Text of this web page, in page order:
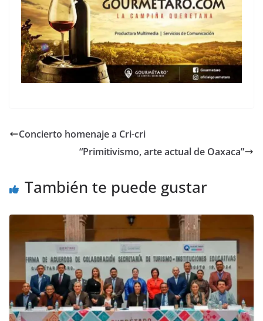
Concierto homenaje a Cri-cri
“Primitivismo, arte actual de Oaxaca”
También te puede gustar